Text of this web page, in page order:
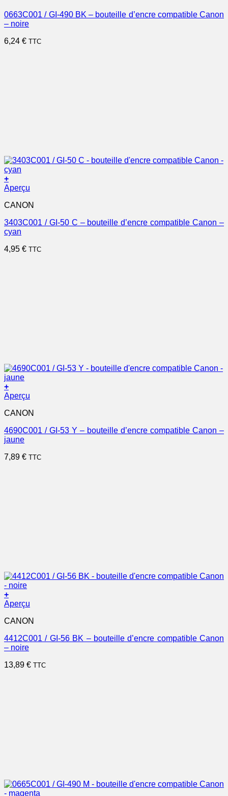
0663C001 / GI-490 BK – bouteille d’encre compatible Canon
– noire
6,24 € TTC
+
Aperçu
CANON
3403C001 / GI-50 C – bouteille d’encre compatible Canon –
cyan
4,95 € TTC
+
Aperçu
CANON
4690C001 / GI-53 Y – bouteille d’encre compatible Canon –
jaune
7,89 € TTC
+
Aperçu
CANON
4412C001 / GI-56 BK – bouteille d’encre compatible Canon
– noire
13,89 € TTC